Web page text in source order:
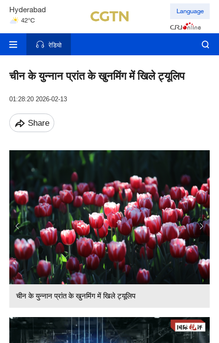
Hyderabad
42°C
Mumbai
Language
रेडियो
चीन के युन्नान प्रांत के खुनमिंग में खिले ट्यूलिप
01:28:20 2026-02-13
Share
चीन के युन्नान प्रांत के खुनमिंग में खिले ट्यूलिप